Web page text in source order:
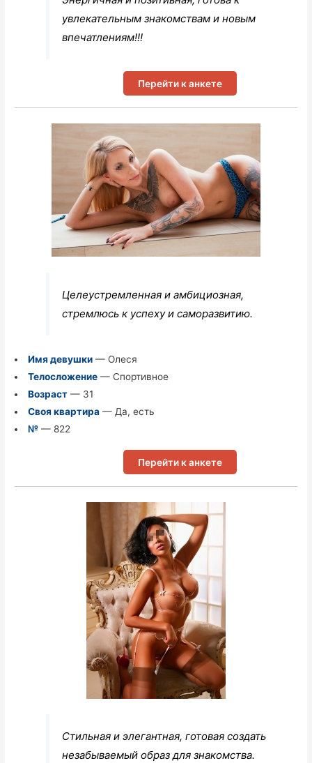
увлекательным знакомствам и новым
впечатлениям!!!
Перейти к анкете
Целеустремленная и амбициозная,
стремлюсь к успеху и саморазвитию.
Имя девушки— Олеся
Телосложение— Спортивное
Возраст— 31
Своя квартира— Да, есть
№— 822
Перейти к анкете
Стильная и элегантная, готовая создать
незабываемый образ для знакомства.